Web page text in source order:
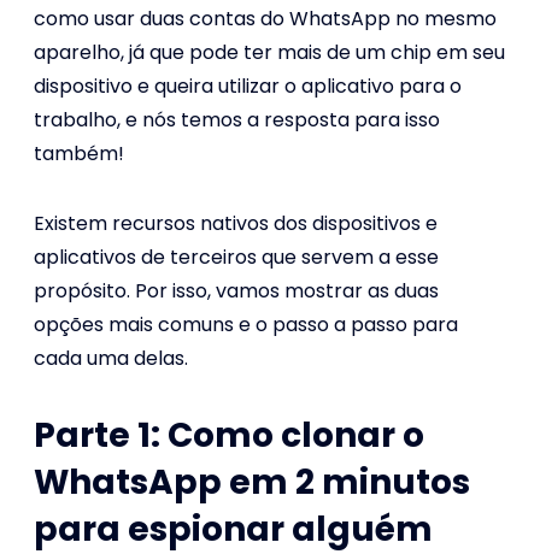
como usar duas contas do WhatsApp no mesmo
aparelho, já que pode ter mais de um chip em seu
dispositivo e queira utilizar o aplicativo para o
trabalho, e nós temos a resposta para isso
também!
Existem recursos nativos dos dispositivos e
aplicativos de terceiros que servem a esse
propósito. Por isso, vamos mostrar as duas
opções mais comuns e o passo a passo para
cada uma delas.
Parte 1: Como clonar o
WhatsApp em 2 minutos
para espionar alguém